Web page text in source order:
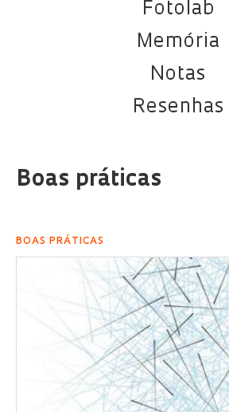
Fotolab
Memória
Notas
Resenhas
Boas práticas
BOAS PRÁTICAS